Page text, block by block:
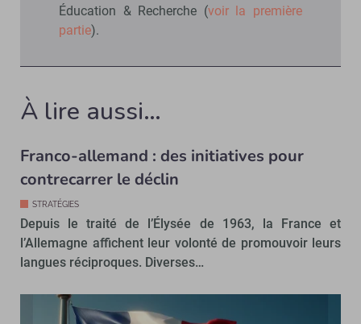
Éducation & Recherche (voir la première
partie).
À lire aussi…
Franco-allemand : des initiatives pour
contrecarrer le déclin
STRATÉGIES
Depuis le traité de l’Élysée de 1963, la France et
l’Allemagne affichent leur volonté de promouvoir leurs
langues réciproques. Diverses…